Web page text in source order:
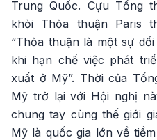
Trung Quốc. Cựu Tổng
khỏi Thỏa thuận Paris
“Thỏa thuận là một sự
khi hạn chế việc phát
xuất ở Mỹ”. Thời của
Mỹ trở lại với Hội nghị
chung tay cùng thế giới
Mỹ là quốc gia lớn về